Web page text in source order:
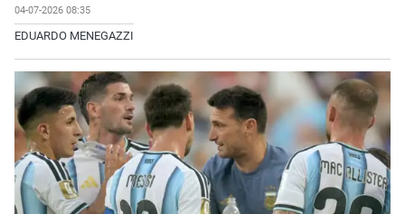
04-07-2026 08:35
EDUARDO MENEGAZZI